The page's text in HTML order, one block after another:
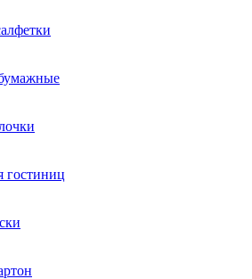
гостиниц